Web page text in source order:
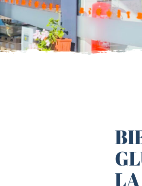
– Fruits secs